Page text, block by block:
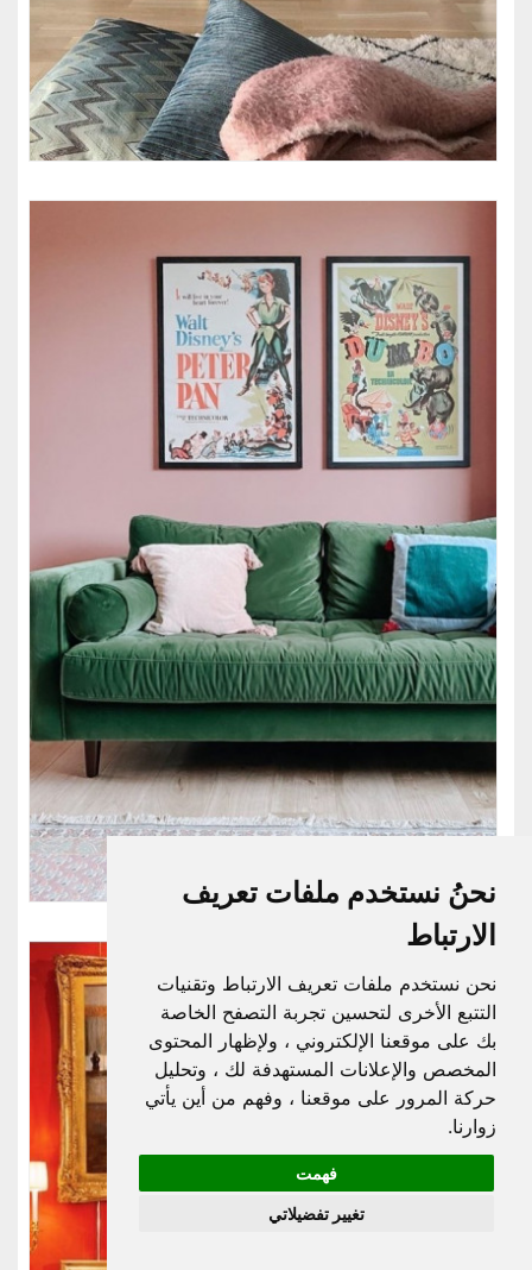
نحنُ نستخدم ملفات تعريف
الارتباط
نحن نستخدم ملفات تعريف الارتباط وتقنيات
التتبع الأخرى لتحسين تجربة التصفح الخاصة
بك على موقعنا الإلكتروني ، ولإظهار المحتوى
المخصص والإعلانات المستهدفة لك ، وتحليل
حركة المرور على موقعنا ، وفهم من أين يأتي
زوارنا.
فهمت
تغيير تفضيلاتي